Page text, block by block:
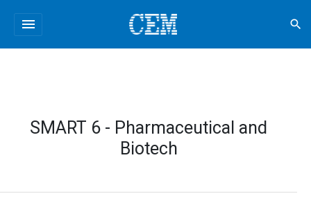
menu search
SMART 6 - Pharmaceutical and
Biotech